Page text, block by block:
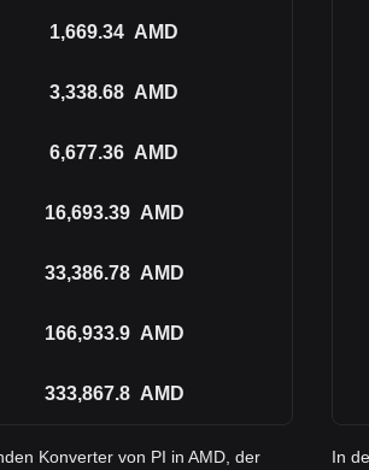
1,669.34 AMD
3,338.68 AMD
6,677.36 AMD
16,693.39 AMD
33,386.78 AMD
166,933.9 AMD
333,867.8 AMD
Konverter von PI in AMD, der
In